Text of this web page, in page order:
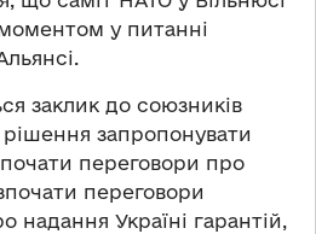
у питанні
заклик до союзників
запропонувати
почати переговори про
переговори
надання Україні гарантій,